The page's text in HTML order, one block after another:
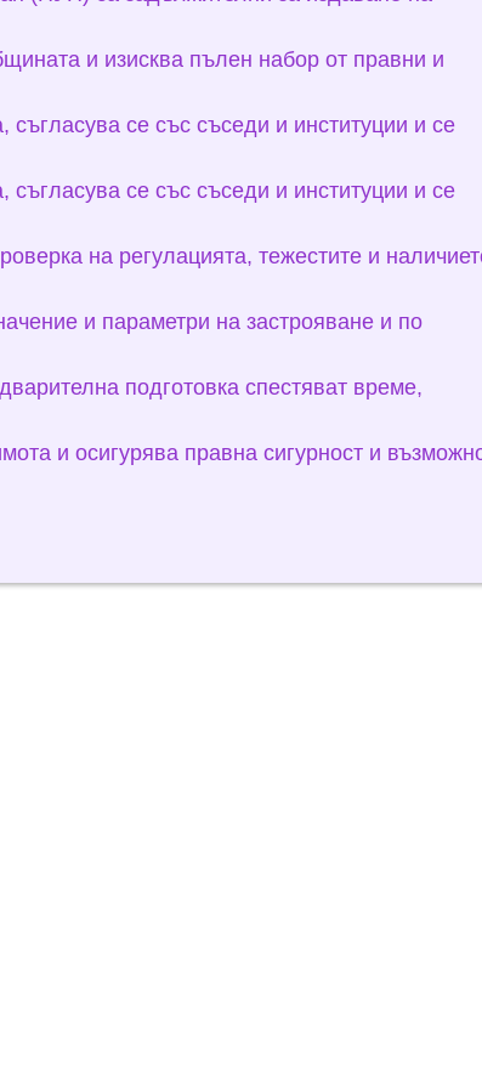
и изисква пълен набор от правни и
се със съседи и институции и се
се със съседи и институции и се
на регулацията, тежестите и
и параметри на застрояване и по
подготовка спестяват време,
и осигурява правна сигурност и